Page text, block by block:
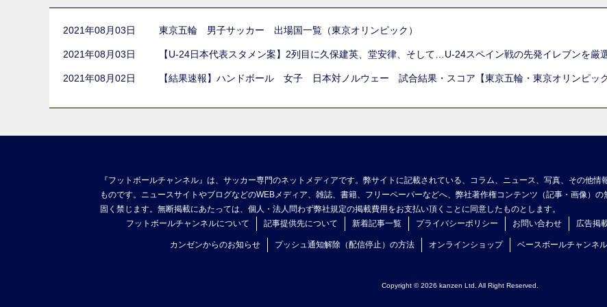
2021年08月03日 東京五輪 男子サッカー 出場国一覧（東京オリンピック）
2021年08月03日 【U-24日本代表スタメン案】2列目に久保建英、堂安律、そして…U-24スペイン戦の先発イレブンを厳
2021年08月02日 【結果速報】ハンドボール 女子 日本対ノルウェー 試合結果・スコア【東京五輪・東京オリンピック
『フットボールチャンネル』は、サッカー専門のネットメディアです。弊サイトに記載されている、コラム、ニュース、写真、その他
ものです。ニュースサイトやブログなどのWEBメディア、雑誌、書籍、フリーペーパーなどへ、弊社著作権コンテンツ（記事・画像）
固く禁じます。無断掲載にあたっては、個人・法人問わず弊社規定の掲載費用をお支払い頂くことに同意したものとします。
フットボールチャンネルについて
記事提供先について 新着記事一覧 プライバシーポリシー お問い合わせ 広告掲
カンゼンからのお知らせ プッシュ通知解除（配信停止）の方法 オンラインショップ ベースボールチャンネル
Copyright © 2026 kanzen Ltd. All Right Reserved.